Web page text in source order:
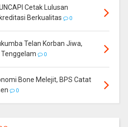
Cetak Lulusan
Berkualitas
0
Telan Korban Jiwa,
0
Bone Melejit, BPS Catat
0